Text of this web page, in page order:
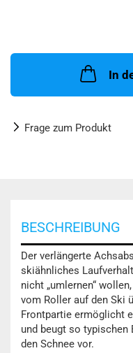
In
Frage zum Produkt
BESCHREIBUNG
Der verlängerte
skiähnliches
nicht „umlernen“
vom Roller auf den Ski
Frontpartie ermöglicht
und beugt so typischen
den Schnee vor.